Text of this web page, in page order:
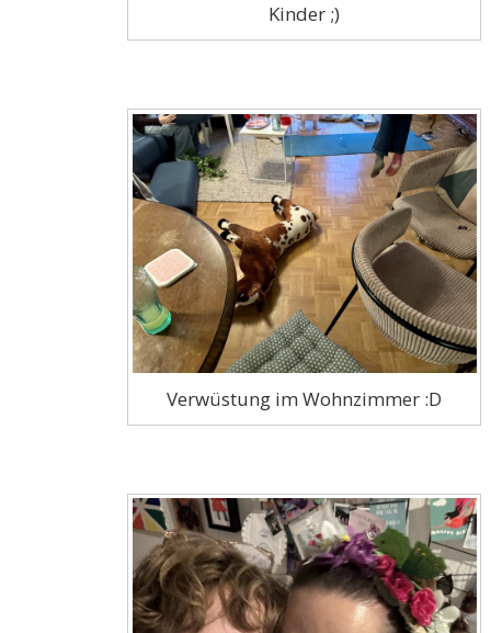
Kinder ;)
Verwüstung im Wohnzimmer :D